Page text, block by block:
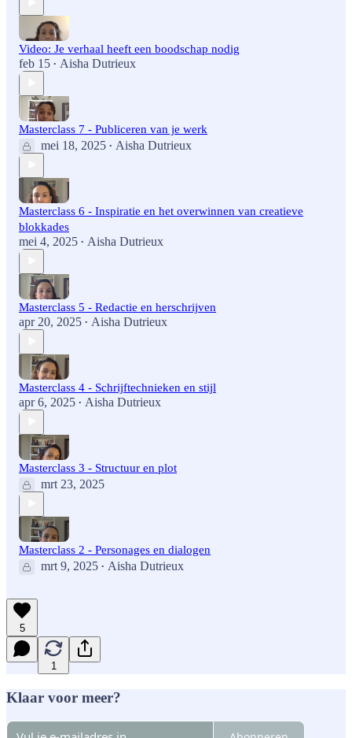
Video: Je verhaal heeft een boodschap nodig
feb 15 • Aisha Dutrieux
Masterclass 7 - Publiceren van je werk
mei 18, 2025 • Aisha Dutrieux
Masterclass 6 - Inspiratie en het overwinnen van creatieve
blokkades
mei 4, 2025 • Aisha Dutrieux
Masterclass 5 - Redactie en herschrijven
apr 20, 2025 • Aisha Dutrieux
Masterclass 4 - Schrijftechnieken en stijl
apr 6, 2025 • Aisha Dutrieux
Masterclass 3 - Structuur en plot
mrt 23, 2025
Masterclass 2 - Personages en dialogen
mrt 9, 2025 • Aisha Dutrieux
5
1
Klaar voor meer?